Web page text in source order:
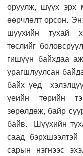
оруулж, шүүх эрх
өөрчлөлт орсон.
шүүхийн тухай
төслийг боловсруул
гишүүн байхдаа
урагшлуулсан
байх үед х
үеийн төрийн
зөрөлдөж, байр
байв.
Шүүхийн
саад
сарын нэгнээс